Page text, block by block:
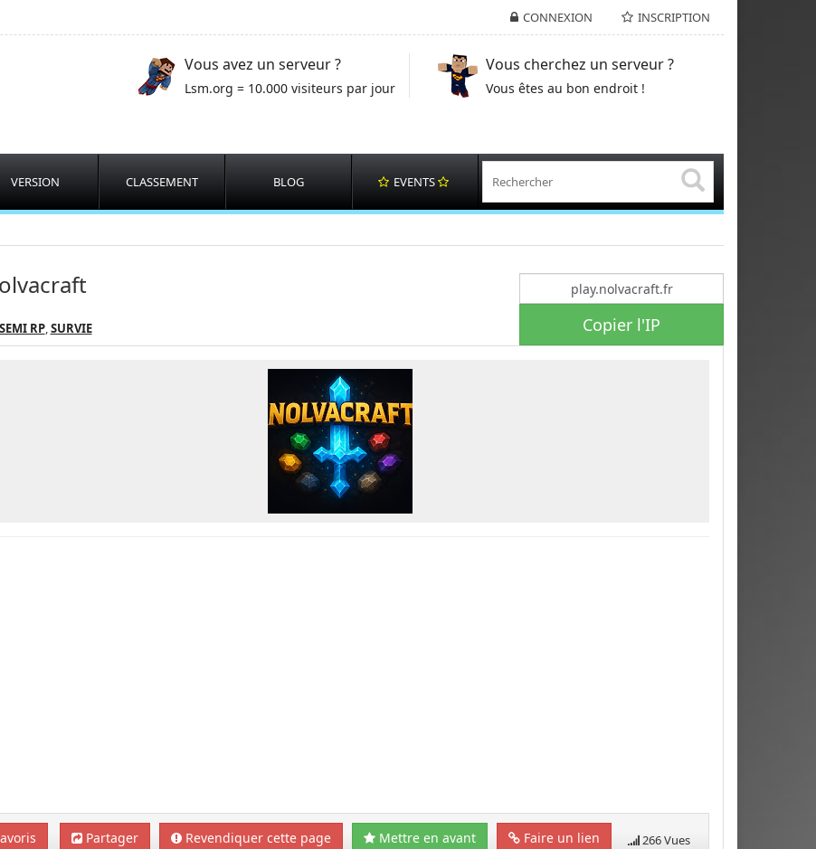
CONNEXION INSCRIPTION
Vous avez un serveur ?
Lsm.org = 10.000 visiteurs par jour
Vous cherchez un serveur ?
Vous êtes au bon endroit !
VERSION CLASSEMENT BLOG EVENTS
Copier l'IP
SEMI RP,SURVIE
Partager Revendiquer cette page Mettre en avant Faire un lien 266 Vues